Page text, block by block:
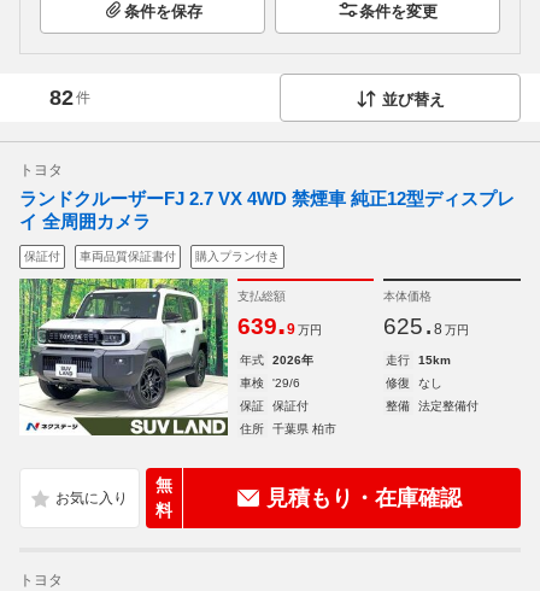
条件を保存 条件を変更
82件 並び替え
トヨタ
ランドクルーザーFJ 2.7 VX 4WD 禁煙車 純正12型ディスプレ
イ 全周囲カメラ
保証付 車両品質保証書付 購入プラン付き
支払総額
639.9 万円
本体価格
625. 8 万円
年式 2026年 走行
15km
車検
'29/6 修復
なし
保証
保証付 整備
法定整備付
住所
千葉県 柏市
無
料
見積もり・在庫確認
トヨタ